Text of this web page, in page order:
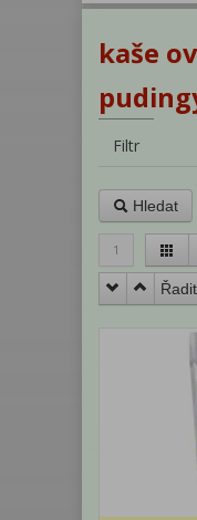
kaše
Filtr
Hledat
1